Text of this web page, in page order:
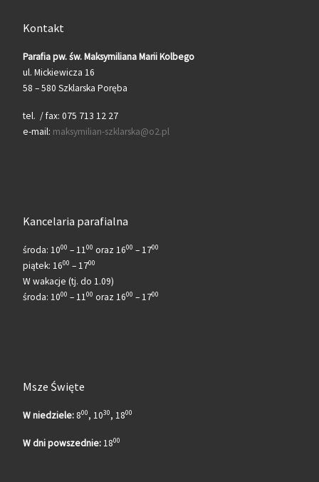
Kontakt
Parafia pw. św. Maksymiliana Marii Kolbego
ul. Mickiewicza 16
58 – 580 Szklarska Poręba
tel. / fax: 075 713 12 27
e-mail: maksymilian-szklarska@o2.pl
Kancelaria parafialna
środa: 1000 – 1100 oraz 1600 – 1700
piątek: 1600 – 1700
W wakacje (tj. do 1.09)
środa: 1000 – 1100 oraz 1600 – 1700
Msze Święte
W niedziele: 800, 1030, 1800
W dni powszednie:1800